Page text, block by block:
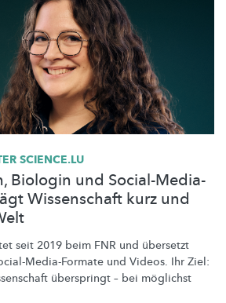
SCIENCE.LU
Biologin und Social-Media-
Wissenschaft kurz und
seit 2019 beim FNR und übersetzt
Media-Formate und Videos. Ihr Ziel:
überspringt – bei möglichst